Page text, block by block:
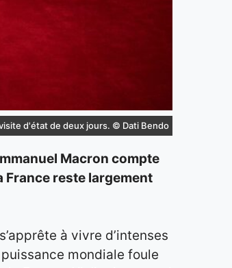
d'état de deux jours. © Dati Bendo
Macron compte
France reste largement
à vivre d’intenses
mondiale foule